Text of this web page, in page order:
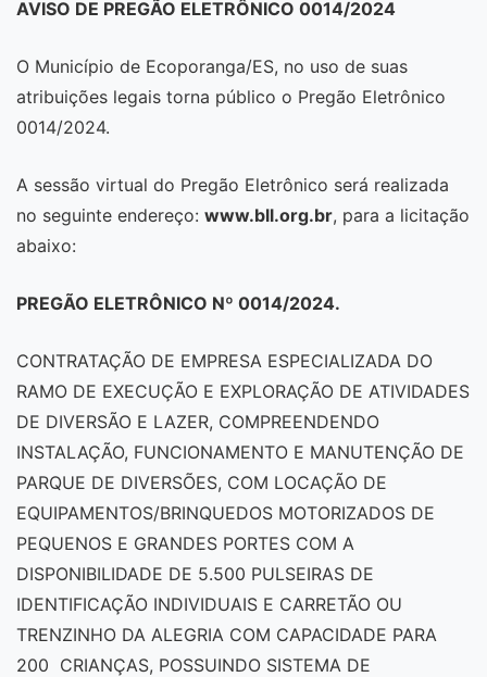
AVISO DE PREGÃO ELETRÔNICO 0014/2024
O Município de Ecoporanga/ES, no uso de suas
atribuições legais torna público o Pregão Eletrônico
0014/2024.
A sessão virtual do Pregão Eletrônico será realizada
no seguinte endereço: www.bll.org.br, para a licitação
abaixo:
PREGÃO ELETRÔNICO Nº 0014/2024.
CONTRATAÇÃO DE EMPRESA ESPECIALIZADA DO
RAMO DE EXECUÇÃO E EXPLORAÇÃO DE ATIVIDADES
DE DIVERSÃO E LAZER, COMPREENDENDO
INSTALAÇÃO, FUNCIONAMENTO E MANUTENÇÃO DE
PARQUE DE DIVERSÕES, COM LOCAÇÃO DE
EQUIPAMENTOS/BRINQUEDOS MOTORIZADOS DE
PEQUENOS E GRANDES PORTES COM A
DISPONIBILIDADE DE 5.500 PULSEIRAS DE
IDENTIFICAÇÃO INDIVIDUAIS E CARRETÃO OU
TRENZINHO DA ALEGRIA COM CAPACIDADE PARA
200 CRIANÇAS, POSSUINDO SISTEMA DE